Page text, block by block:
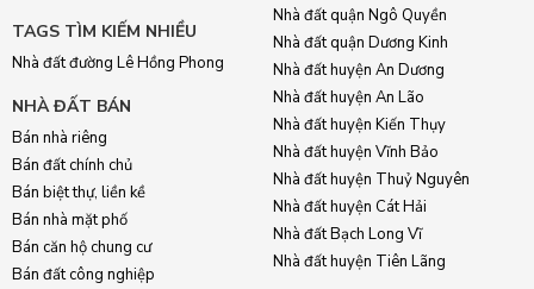
TAGS TÌM KIẾM NHIỀU
Nhà đất đường Lê Hồng Phong
NHÀ ĐẤT BÁN
Bán nhà riêng
Bán đất chính chủ
Bán biệt thự, liền kề
Bán nhà mặt phố
Bán căn hộ chung cư
Bán đất công nghiệp
Nhà đất quận Ngô Quyền
Nhà đất quận Dương Kinh
Nhà đất huyện An Dương
Nhà đất huyện An Lão
Nhà đất huyện Kiến Thụy
Nhà đất huyện Vĩnh Bảo
Nhà đất huyện Thuỷ Nguyên
Nhà đất huyện Cát Hải
Nhà đất Bạch Long Vĩ
Nhà đất huyện Tiên Lãng